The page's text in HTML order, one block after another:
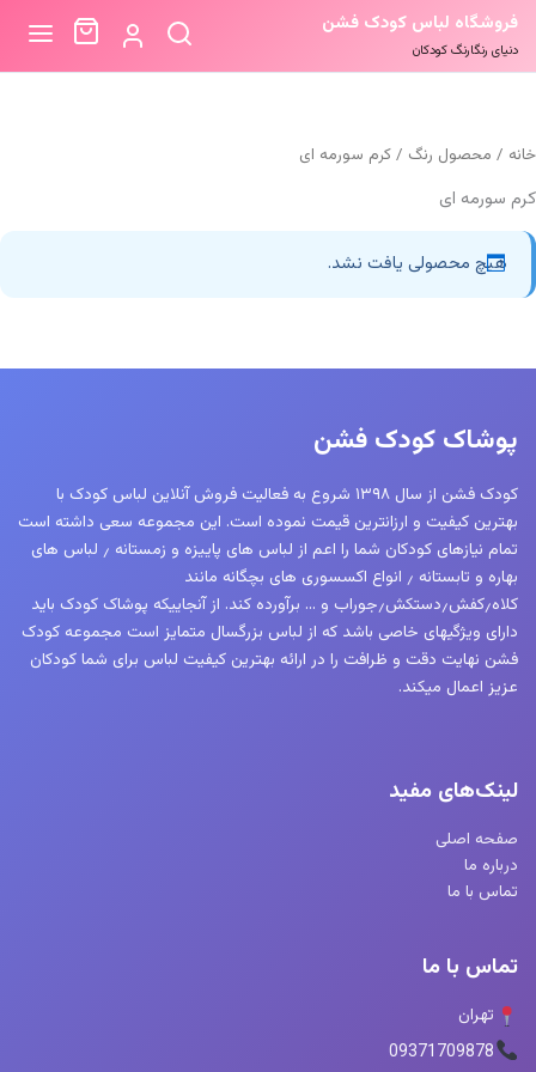
فروشگاه لباس کودک فشن
دنیای رنگارنگ کودکان
خانه / محصول رنگ / کرم سورمه ای
کرم سورمه ای
هیچ محصولی یافت نشد.
پوشاک کودک فشن
کودک فشن از سال ۱۳۹۸ شروع به فعالیت فروش آنلاین لباس کودک با
بهترین کیفیت و ارزانترین قیمت نموده است. این مجموعه سعی داشته است
تمام نیازهای کودکان شما را اعم از لباس های پاییزه و زمستانه ٫ لباس های
بهاره و تابستانه ٫ انواع اکسسوری های بچگانه مانند
کلاه٫کفش٫دستکش٫جوراب و … برآورده کند. از آنجاییکه پوشاک کودک باید
دارای ویژگیهای خاصی باشد که از لباس بزرگسال متمایز است مجموعه کودک
فشن نهایت دقت و ظرافت را در ارائه بهترین کیفیت لباس برای شما کودکان
عزیز اعمال میکند.
لینک‌های مفید
صفحه اصلی
درباره ما
تماس با ما
تماس با ما
تهران
09371709878